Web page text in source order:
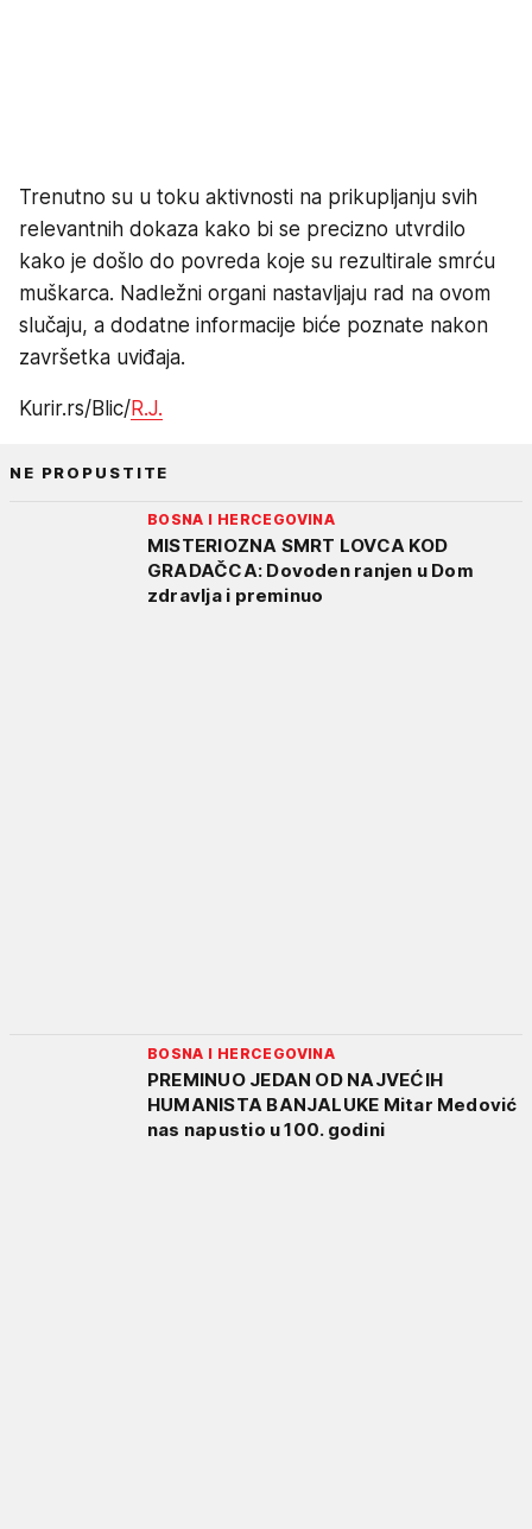
Trenutno su u toku aktivnosti na prikupljanju svih
relevantnih dokaza kako bi se precizno utvrdilo
kako je došlo do povreda koje su rezultirale smrću
muškarca. Nadležni organi nastavljaju rad na ovom
slučaju, a dodatne informacije biće poznate nakon
završetka uviđaja.
Kurir.rs/Blic/R.J.
NE PROPUSTITE
BOSNA I HERCEGOVINA
MISTERIOZNA SMRT LOVCA KOD
GRADAČCA: Dovoden ranjen u Dom
zdravlja i preminuo
BOSNA I HERCEGOVINA
PREMINUO JEDAN OD NAJVEĆIH
HUMANISTA BANJALUKE Mitar Medović
nas napustio u 100. godini